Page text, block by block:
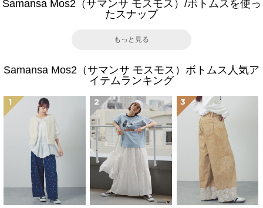
Samansa Mos2（サマンサ モスモス）/ボトムスを使っ
たスナップ
もっと見る
Samansa Mos2（サマンサ モスモス）ボトムス人気ア
イテムランキング
1 2 3